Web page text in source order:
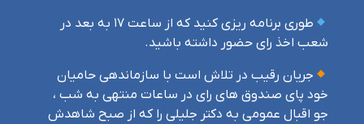
طوری برنامه ریزی کنید که از ساعت ۱۷ به بعد در
شعب اخذ رای حضور داشته باشید.
جریان رقیب در تلاش است با سازماندهی حامیان
خود پای صندوق های رای در ساعات منتهی به شب ،
جو اقبال عمومی به دکتر جلیلی را که از صبح شاهدش